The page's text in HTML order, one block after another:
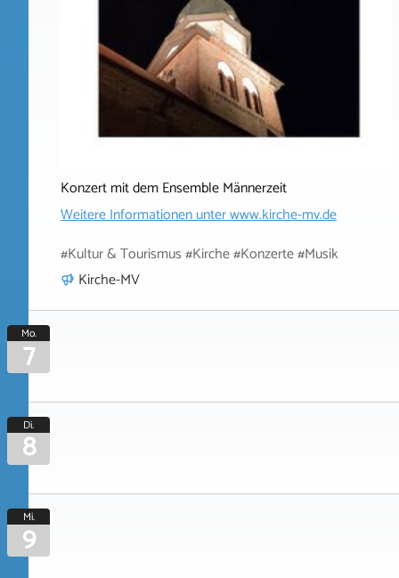
Konzert mit dem Ensemble Männerzeit
Weitere Informationen unterwww.kirche-mv.de
#Kultur & Tourismus #Kirche #Konzerte #Musik
Kirche-MV
Mo.
7
Di.
8
Mi.
9